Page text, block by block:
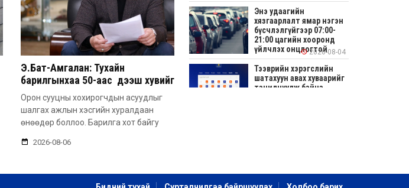
Э.Бат-Амгалан: Тухайн
барилгынхаа 50-аас дээш хувийг
барьсан тохиолдолд иргэдээс
захиалга авдаг болгоно
Орон сууцны хохирогчдын асуудлыг
шалгах ажлын хэсгийн хуралдаан
өнөөдөр боллоо. Барилга хот байгу
2026-08-06
Энэ удаагийн
хязгаарлалт ямар нэгэн
бүсчлэлгүйгээр 07:00-
21:00 цагийн хооронд
үйлчлэх онцлогтой2026-08-04
Тээврийн хэрэгслийн
шатахуун авах хуваарийг
танилцуулж байна
Улсын заан